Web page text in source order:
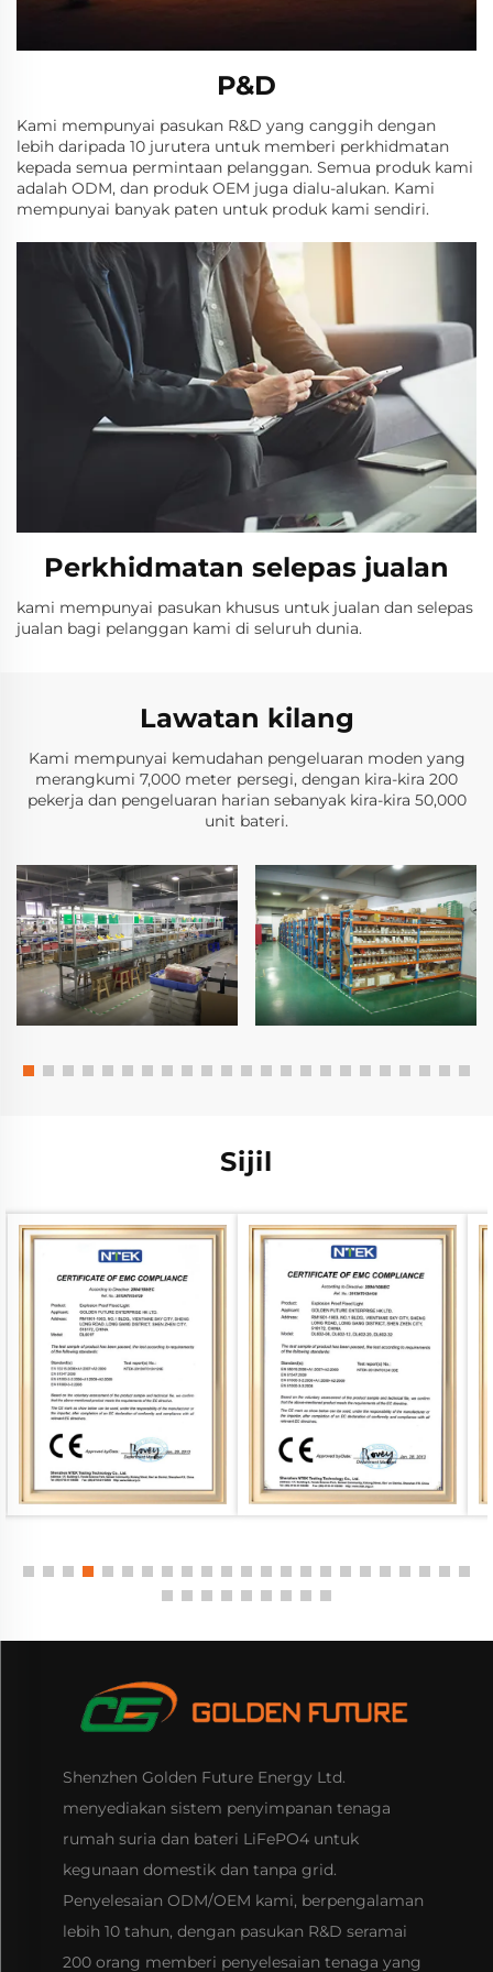
P&D
Kami mempunyai pasukan R&D yang canggih dengan
lebih daripada 10 jurutera untuk memberi perkhidmatan
kepada semua permintaan pelanggan. Semua produk kami
adalah ODM, dan produk OEM juga dialu-alukan. Kami
mempunyai banyak paten untuk produk kami sendiri.
Perkhidmatan selepas jualan
kami mempunyai pasukan khusus untuk jualan dan selepas
jualan bagi pelanggan kami di seluruh dunia.
Lawatan kilang
Kami mempunyai kemudahan pengeluaran moden yang
merangkumi 7,000 meter persegi, dengan kira-kira 200
pekerja dan pengeluaran harian sebanyak kira-kira 50,000
unit bateri.
Sijil
Shenzhen Golden Future Energy Ltd.
menyediakan sistem penyimpanan tenaga
rumah suria dan bateri LiFePO4 untuk
kegunaan domestik dan tanpa grid.
Penyelesaian ODM/OEM kami, berpengalaman
lebih 10 tahun, dengan pasukan R&D seramai
200 orang memberi penyelesaian tenaga yang